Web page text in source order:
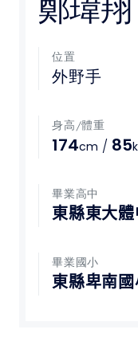
POLICY
隱私權政策
網站使用條款
教育部體育署
中華民國大專院校
鄭瑋翔
位置
外野手
身高/體重
174cm / 85
畢業高中
東縣東大體
畢業國小
東縣卑南